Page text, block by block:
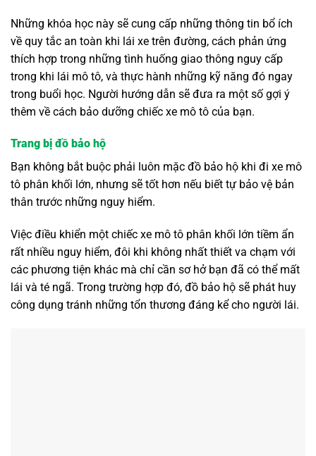
Những khóa học này sẽ cung cấp những thông tin bổ ích
về quy tắc an toàn khi lái xe trên đường, cách phản ứng
thích hợp trong những tình huống giao thông nguy cấp
trong khi lái mô tô, và thực hành những kỹ năng đó ngay
trong buổi học. Người hướng dẫn sẽ đưa ra một số gợi ý
thêm về cách bảo dưỡng chiếc xe mô tô của bạn.
Trang bị đồ bảo hộ
Bạn không bắt buộc phải luôn mặc đồ bảo hộ khi đi xe mô
tô phân khối lớn, nhưng sẽ tốt hơn nếu biết tự bảo vệ bản
thân trước những nguy hiểm.
Việc điều khiển một chiếc xe mô tô phân khối lớn tiềm ẩn
rất nhiều nguy hiểm, đôi khi không nhất thiết va chạm với
các phương tiện khác mà chỉ cần sơ hở bạn đã có thể mất
lái và té ngã. Trong trường hợp đó, đồ bảo hộ sẽ phát huy
công dụng tránh những tổn thương đáng kể cho người lái.